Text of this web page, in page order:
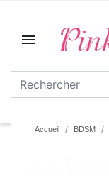

Accueil BDSM